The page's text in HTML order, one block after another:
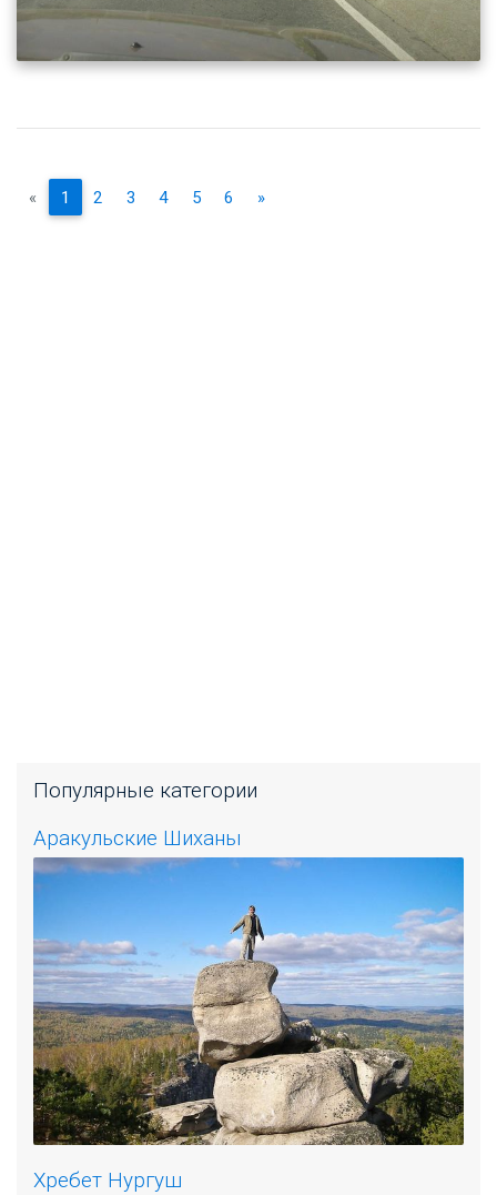
« 1 2 3 4 5 6 »
Популярные категории
Аракульские Шиханы
Хребет Нургуш